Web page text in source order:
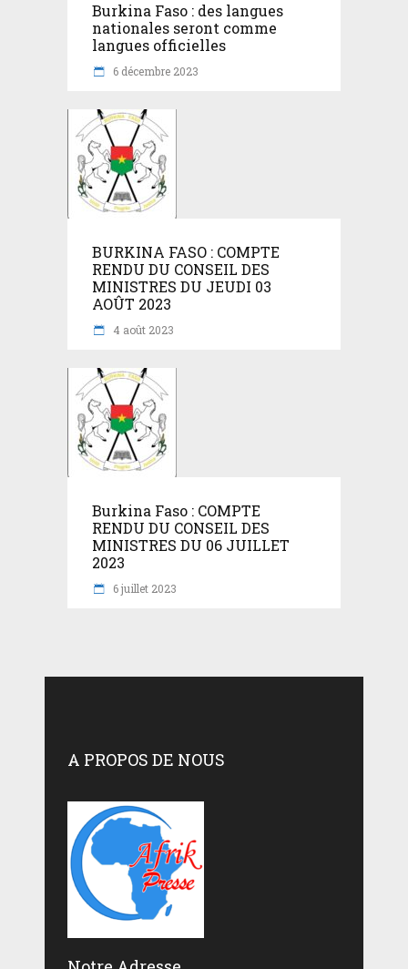
Burkina Faso : des langues
nationales seront comme
langues officielles
6 décembre 2023
BURKINA FASO : COMPTE
RENDU DU CONSEIL DES
MINISTRES DU JEUDI 03
AOÛT 2023
4 août 2023
Burkina Faso : COMPTE
RENDU DU CONSEIL DES
MINISTRES DU 06 JUILLET
2023
6 juillet 2023
A PROPOS DE NOUS